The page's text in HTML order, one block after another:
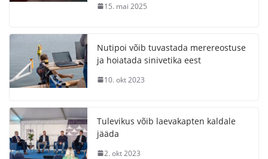
15. mai 2025
Nutipoi võib tuvastada merereostuse
ja hoiatada sinivetika eest
10. okt 2023
Tulevikus võib laevakapten kaldale
jääda
2. okt 2023